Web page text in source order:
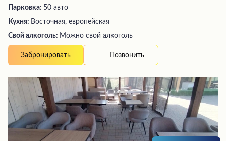
Парковка: 50 авто
Кухня: Восточная, европейская
Свой алкоголь: Можно свой алкоголь
Забронировать Позвонить